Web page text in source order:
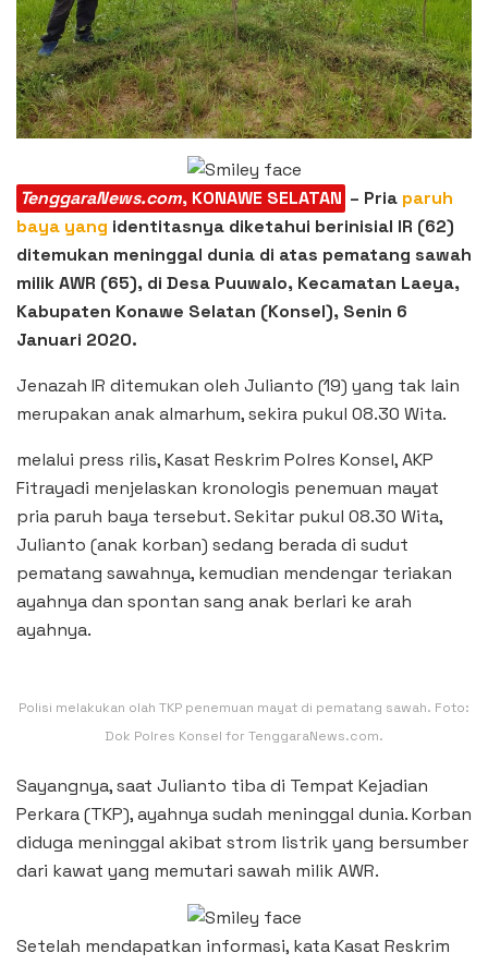
TenggaraNews.com, KONAWE SELATAN – Pria paruh
baya yang identitasnya diketahui berinisial IR (62)
ditemukan meninggal dunia di atas pematang sawah
milik AWR (65), di Desa Puuwalo, Kecamatan Laeya,
Kabupaten Konawe Selatan (Konsel), Senin 6
Januari 2020.
Jenazah IR ditemukan oleh Julianto (19) yang tak lain
merupakan anak almarhum, sekira pukul 08.30 Wita.
melalui press rilis, Kasat Reskrim Polres Konsel, AKP
Fitrayadi menjelaskan kronologis penemuan mayat
pria paruh baya tersebut. Sekitar pukul 08.30 Wita,
Julianto (anak korban) sedang berada di sudut
pematang sawahnya, kemudian mendengar teriakan
ayahnya dan spontan sang anak berlari ke arah
ayahnya.
Polisi melakukan olah TKP penemuan mayat di pematang sawah. Foto:
Dok Polres Konsel for TenggaraNews.com.
Sayangnya, saat Julianto tiba di Tempat Kejadian
Perkara (TKP), ayahnya sudah meninggal dunia. Korban
diduga meninggal akibat strom listrik yang bersumber
dari kawat yang memutari sawah milik AWR.
Setelah mendapatkan informasi, kata Kasat Reskrim